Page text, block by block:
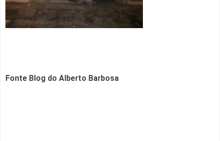
Fonte Blog do Alberto Barbosa